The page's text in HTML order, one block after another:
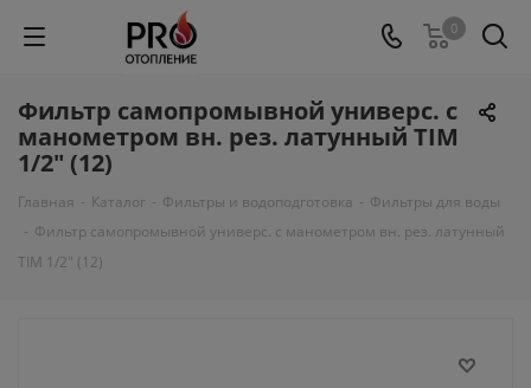
0
Фильтр самопромывной универс. с
манометром вн. рез. латунный TIM
1/2" (12)
Главная - Каталог - Фильтры и водоподготовка - Фильтры для воды
- Фильтр самопромывной универс. с манометром вн. рез. латунный
TIM 1/2" (12)